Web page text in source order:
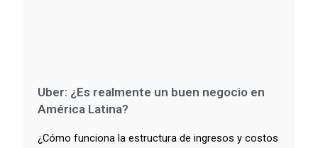
Uber: ¿Es realmente un buen negocio en
América Latina?
¿Cómo funciona la estructura de ingresos y costos